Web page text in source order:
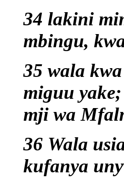
34 lakini
mbingu,
35 wala
miguu
mji wa
36 Wala
kufanya